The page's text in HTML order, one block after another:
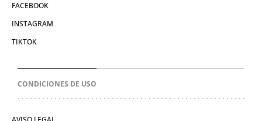
FACEBOOK
INSTAGRAM
TIKTOK
CONDICIONES DE USO